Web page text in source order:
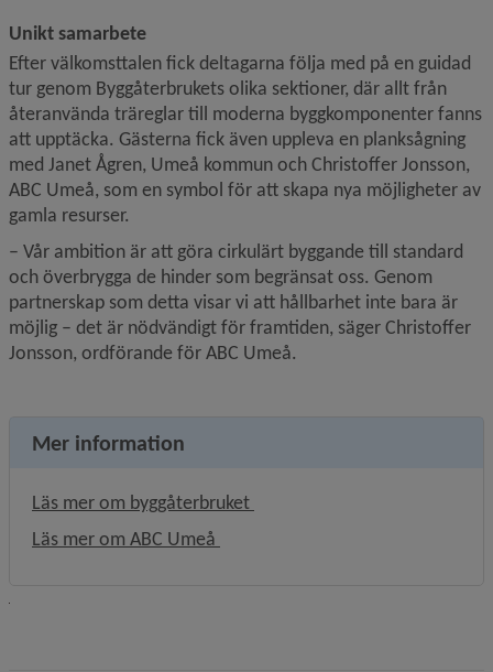
Unikt samarbete
Efter välkomsttalen fick deltagarna följa med på en guidad
tur genom Byggåterbrukets olika sektioner, där allt från
återanvända träreglar till moderna byggkomponenter fanns
att upptäcka. Gästerna fick även uppleva en planksågning
med Janet Ågren, Umeå kommun och Christoffer Jonsson,
ABC Umeå, som en symbol för att skapa nya möjligheter av
gamla resurser.
– Vår ambition är att göra cirkulärt byggande till standard
och överbrygga de hinder som begränsat oss. Genom
partnerskap som detta visar vi att hållbarhet inte bara är
möjlig – det är nödvändigt för framtiden, säger Christoffer
Jonsson, ordförande för ABC Umeå.
Mer information
Läs mer om byggåterbruket
Läs mer om ABC Umeå